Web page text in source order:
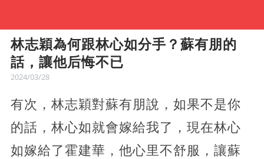
林志穎為何跟林心如分手？蘇有朋的
話，讓他后悔不已
2024/03/28
有次，林志穎對蘇有朋說，如果不是你
的話，林心如就會嫁給我了，現在林心
如嫁給了霍建華，他心里不舒服，讓蘇